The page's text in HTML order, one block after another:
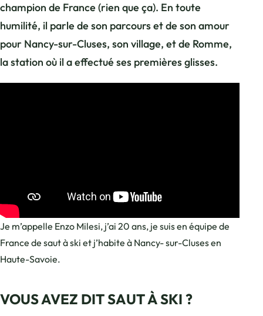
champion de France (rien que ça). En toute
humilité, il parle de son parcours et de son amour
pour Nancy-sur-Cluses, son village, et de Romme,
la station où il a effectué ses premières glisses.
Je m’appelle Enzo Milesi, j’ai 20 ans, je suis en équipe de
France de saut à ski et j’habite à Nancy- sur-Cluses en
Haute-Savoie.
VOUS AVEZ DIT SAUT À SKI ?